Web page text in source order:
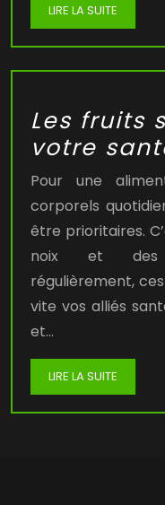
LIRE LA SUITE
Les fruits
votre
Pour une
corporels
être prioritaires.
noix et des
régulièrement,
vite vos alliés
et…
LIRE LA SUITE